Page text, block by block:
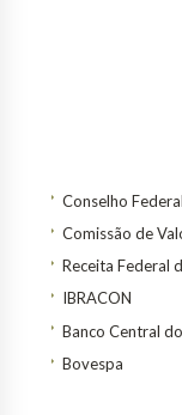
Conselho
Comissão de
Receita Federal
IBRACON
Banco Central
Bovespa